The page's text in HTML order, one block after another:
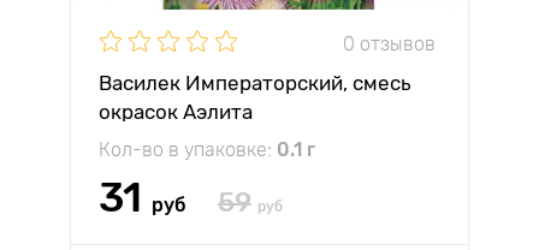
0 отзывов
Василек Императорский, смесь
окрасок Аэлита
Кол-во в упаковке: 0.1 г
31 руб 59 руб